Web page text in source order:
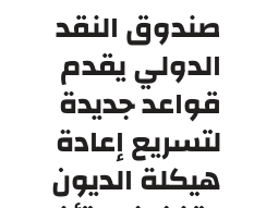
صندوق النقد
الدولي يقدم
قواعد جديدة
لتسريع إعادة
هيكلة الديون